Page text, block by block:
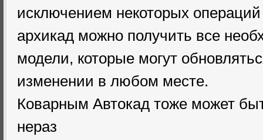
исключением некоторых
архикад можно получить все
модели, которые могут
изменении в любом месте.
Коварным Автокад тоже может
нераз